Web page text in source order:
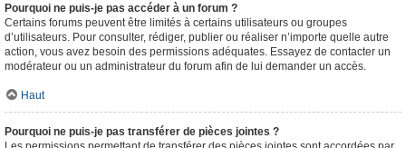
Pourquoi ne puis-je pas accéder à un forum ?
Certains forums peuvent être limités à certains utilisateurs ou groupes
d’utilisateurs. Pour consulter, rédiger, publier ou réaliser n’importe quelle autre
action, vous avez besoin des permissions adéquates. Essayez de contacter un
modérateur ou un administrateur du forum afin de lui demander un accès.
Haut
Pourquoi ne puis-je pas transférer de pièces jointes ?